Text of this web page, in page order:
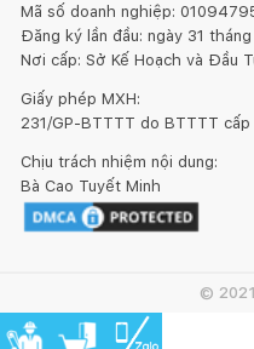
Mã số doanh nghiệp:
Đăng ký lần đầu: ngày 31
Nơi cấp: Sở Kế Hoạch và Đầu
Giấy phép MXH:
231/GP-BTTTT do BTTTT
Chịu trách nhiệm nội dung:
Bà Cao Tuyết Minh
©